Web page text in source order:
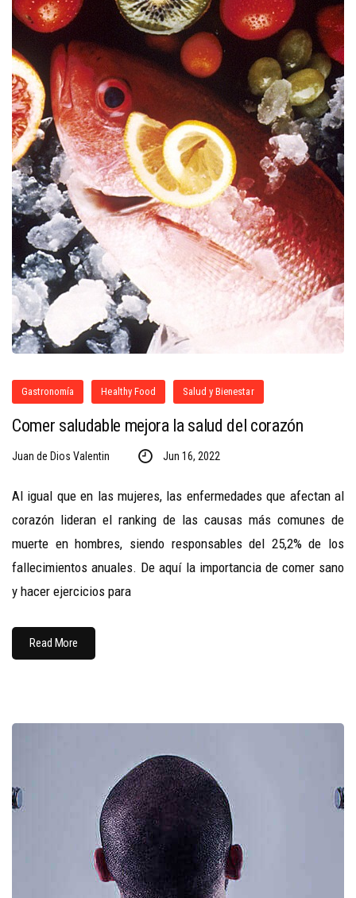
Gastronomía Healthy Food Salud y Bienestar
Comer saludable mejora la salud del corazón
Juan de Dios Valentin Jun 16, 2022
Al igual que en las mujeres, las enfermedades que afectan al
corazón lideran el ranking de las causas más comunes de
muerte en hombres, siendo responsables del 25,2% de los
fallecimientos anuales. De aquí la importancia de comer sano
y hacer ejercicios para
Read More